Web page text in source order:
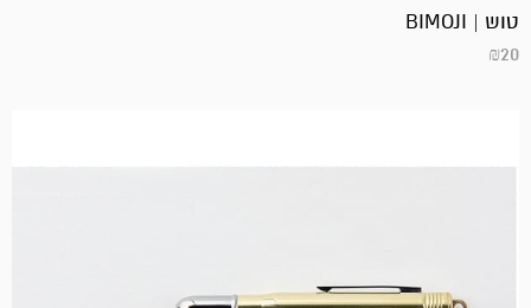
טוש | BIMOJI
₪20